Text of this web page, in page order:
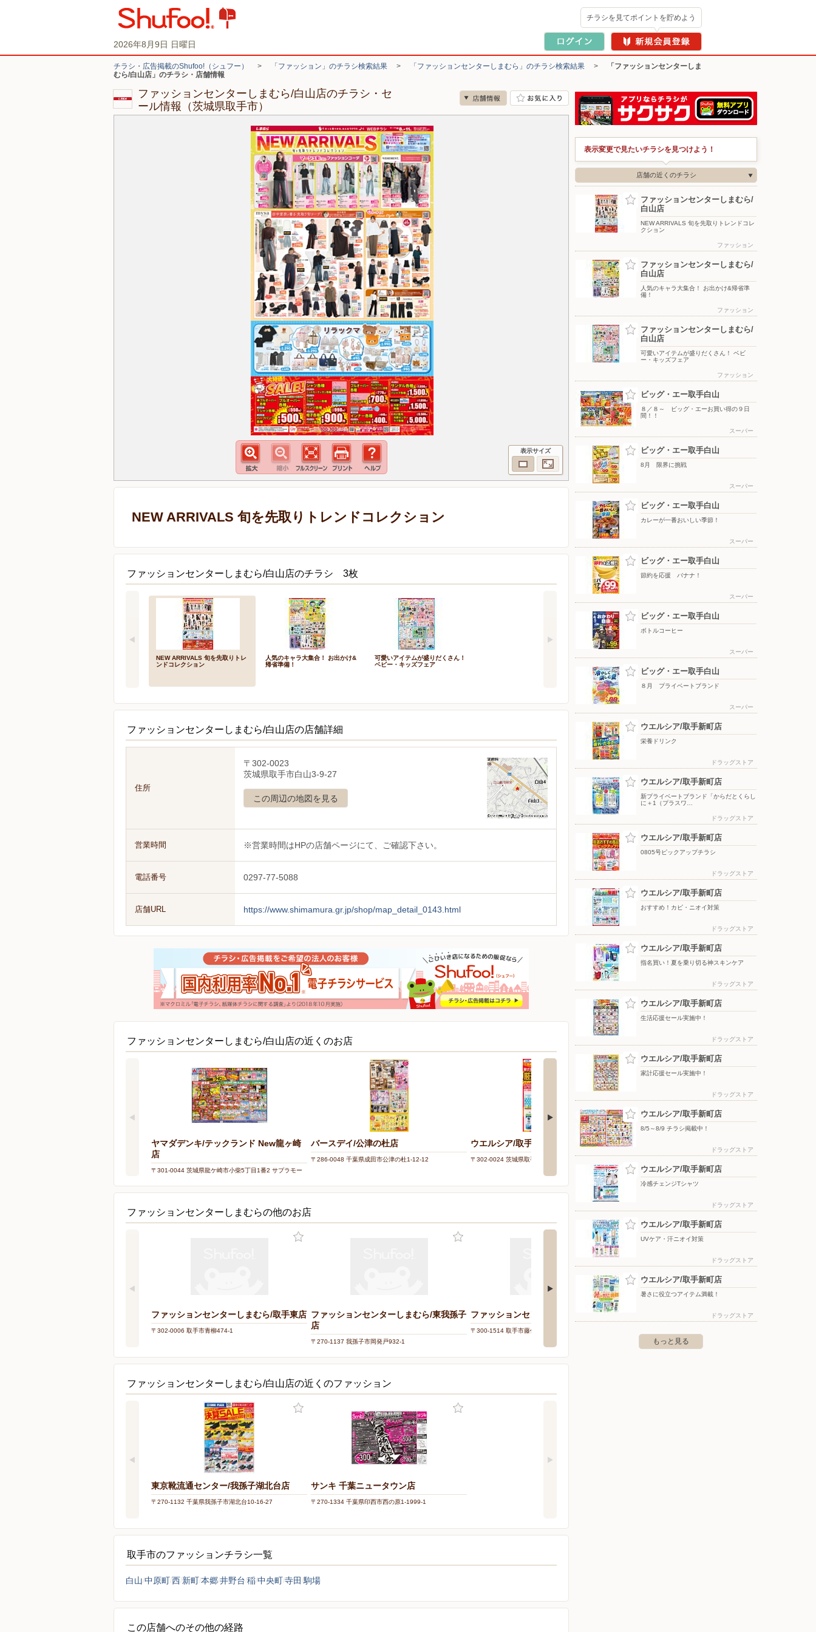
2026年8月9日 日曜日
チラシを見てポイントを貯めよう
チラシ・広告掲載のShufoo!（シュフー） > 「ファッション」のチラシ検索結果 > 「ファッションセンターしまむら」のチラシ検索結果 >
「ファッションセンターしま
むら/白山店」のチラシ・店舗情報
ファッションセンターしまむら/白山店のチラシ・セ
ール情報（茨城県取手市）
表示サイズ
NEW ARRIVALS 旬を先取りトレンドコレクション
ファッションセンターしまむら/白山店のチラシ 3枚
NEW ARRIVALS 旬を先取りトレ
ンドコレクション
人気のキャラ大集合！ お出かけ&
帰省準備！
可愛いアイテムが盛りだくさん！
ベビー・キッズフェア
ファッションセンターしまむら/白山店の店舗詳細
住所
〒302-0023
茨城県取手市白山3-9-27
この周辺の地図を見る
営業時間 ※営業時間はHPの店舗ページにて、ご確認下さい。
電話番号 0297-77-5088
店舗URL https://www.shimamura.gr.jp/shop/map_detail_0143.html
ファッションセンターしまむら/白山店の近くのお店
ヤマダデンキ/テックランド New龍ヶ崎
店
〒301-0044 茨城県龍ケ崎市小柴5丁目1番2 サプラモー
バースデイ/公津の杜店
〒286-0048 千葉県成田市公津の杜1-12-12
ウエルシア/取手新町店
〒302-0024 茨城県取手市新町3-9-41
ビッグ・エー取手青柳
ファッションセンターしまむらの他のお店
ファッションセンターしまむら/取手東店
〒302-0006 取手市青柳474-1
ファッションセンターしまむら/東我孫子
店
〒270-1137 我孫子市岡発戸932-1
ファッションセンターしまむら/藤代店
〒300-1514 取手市藤代南2-16-2
ファッションセンターしまむら/我孫子寿
〒270-1152 我孫子市寿2-25-41
ファッションセンターしまむら/白山店の近くのファッション
東京靴流通センター/我孫子湖北台店
〒270-1132 千葉県我孫子市湖北台10-16-27
サンキ 千葉ニュータウン店
〒270-1334 千葉県印西市西の原1-1999-1
取手市のファッションチラシ一覧
白山 中原町西 新町本郷井野台 稲中央町寺田 駒場
この店舗へのその他の経路
表示変更で見たいチラシを見つけよう！
店舗の近くのチラシ
ファッションセンターしまむら/
白山店
NEW ARRIVALS 旬を先取りトレンドコレ
クション
ファッション
ファッションセンターしまむら/
白山店
人気のキャラ大集合！ お出かけ&帰省準
備！
ファッション
ファッションセンターしまむら/
白山店
可愛いアイテムが盛りだくさん！ ベビ
ー・キッズフェア
ファッション
ビッグ・エー取手白山
８／８～ ビッグ・エーお買い得の９日
間！！
スーパー
ビッグ・エー取手白山
8月 限界に挑戦
スーパー
ビッグ・エー取手白山
カレーが一番おいしい季節！
スーパー
ビッグ・エー取手白山
節約を応援 バナナ！
スーパー
ビッグ・エー取手白山
ボトルコーヒー
スーパー
ビッグ・エー取手白山
８月 プライベートブランド
スーパー
ウエルシア/取手新町店
栄養ドリンク
ドラッグストア
ウエルシア/取手新町店
新プライベートブランド「からだとくらし
に＋1（プラスワ…
ドラッグストア
ウエルシア/取手新町店
0805号ピックアップチラシ
ドラッグストア
ウエルシア/取手新町店
おすすめ！カビ・ニオイ対策
ドラッグストア
ウエルシア/取手新町店
指名買い！夏を乗り切る神スキンケア
ドラッグストア
ウエルシア/取手新町店
生活応援セール実施中！
ドラッグストア
ウエルシア/取手新町店
家計応援セール実施中！
ドラッグストア
ウエルシア/取手新町店
8/5～8/9 チラシ掲載中！
ドラッグストア
ウエルシア/取手新町店
冷感チェンジTシャツ
ドラッグストア
ウエルシア/取手新町店
UVケア・汗ニオイ対策
ドラッグストア
ウエルシア/取手新町店
暑さに役立つアイテム満載！
ドラッグストア
もっと見る